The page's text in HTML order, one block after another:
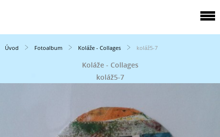
Úvod Fotoalbum Koláže - Collages koláž5-7
Koláže - Collages
koláž5-7